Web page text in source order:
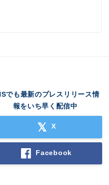
でも最新のプレスリリース情
報をいち早く配信中
X
Facebook